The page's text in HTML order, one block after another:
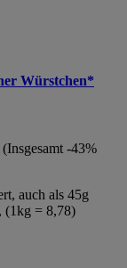
Würstchen*
-43%
auch als 45g
(1kg = 8,78)